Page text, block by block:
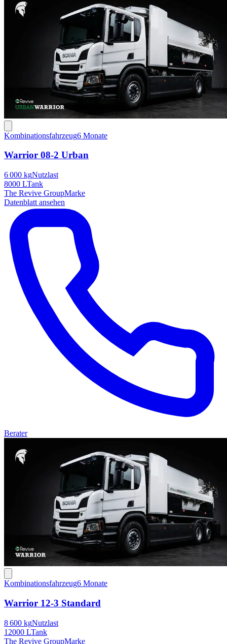
Kombinationsfahrzeug6 Monate
Warrior 08-2 Urban
6 000 kgNutzlast
8000 LTank
The Revive GroupMarke
Datenblatt ansehen
Berater
Kombinationsfahrzeug6 Monate
Warrior 12-3 Standard
8 600 kgNutzlast
12000 LTank
The Revive GroupMarke